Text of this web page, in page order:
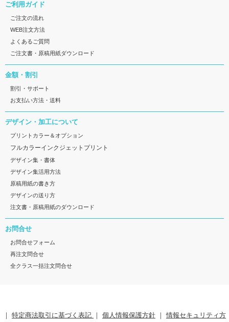
ご利用ガイド
ご注文の流れ
WEB注文方法
よくあるご質問
ご注文書・原稿用紙ダウンロード
金額・割引
割引・サポート
お支払い方法・送料
デザイン・加工について
プリントカラー＆オプション
フルカラーインクジェットプリント
デザイン集・書体
デザイン集活用方法
原稿用紙の書き方
デザインの送り方
注文書・原稿用紙のダウンロード
お問合せ
お問合せフォーム
再注文問合せ
全クラス一括注文問合せ
｜ 特定商法取引に基づく表記 ｜ 個人情報保護方針 ｜情報セキュリティ方